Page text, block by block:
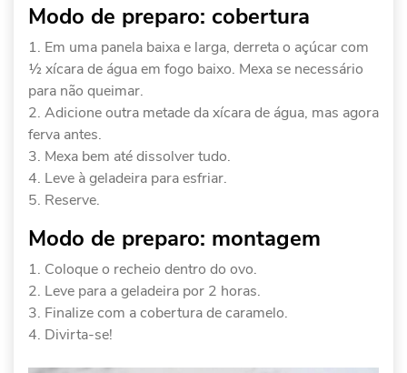
Modo de preparo: cobertura
Em uma panela baixa e larga, derreta o açúcar com
½ xícara de água em fogo baixo. Mexa se necessário
para não queimar.
Adicione outra metade da xícara de água, mas agora
ferva antes.
Mexa bem até dissolver tudo.
Leve à geladeira para esfriar.
Reserve.
Modo de preparo: montagem
Coloque o recheio dentro do ovo.
Leve para a geladeira por 2 horas.
Finalize com a cobertura de caramelo.
Divirta-se!